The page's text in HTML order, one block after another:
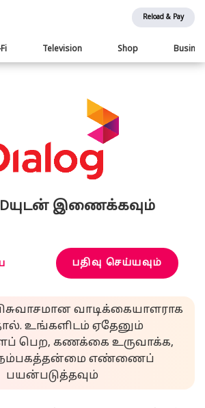
Reload & Pay
Television Shop
IDயுடன் இணைக்கவும்
பதிவு செய்யவும்
வாடிக்கையாளராக
உங்களிடம் ஏதேனும்
பெற, கணக்கை உருவாக்க,
எண்ணைப்
பயன்படுத்தவும்